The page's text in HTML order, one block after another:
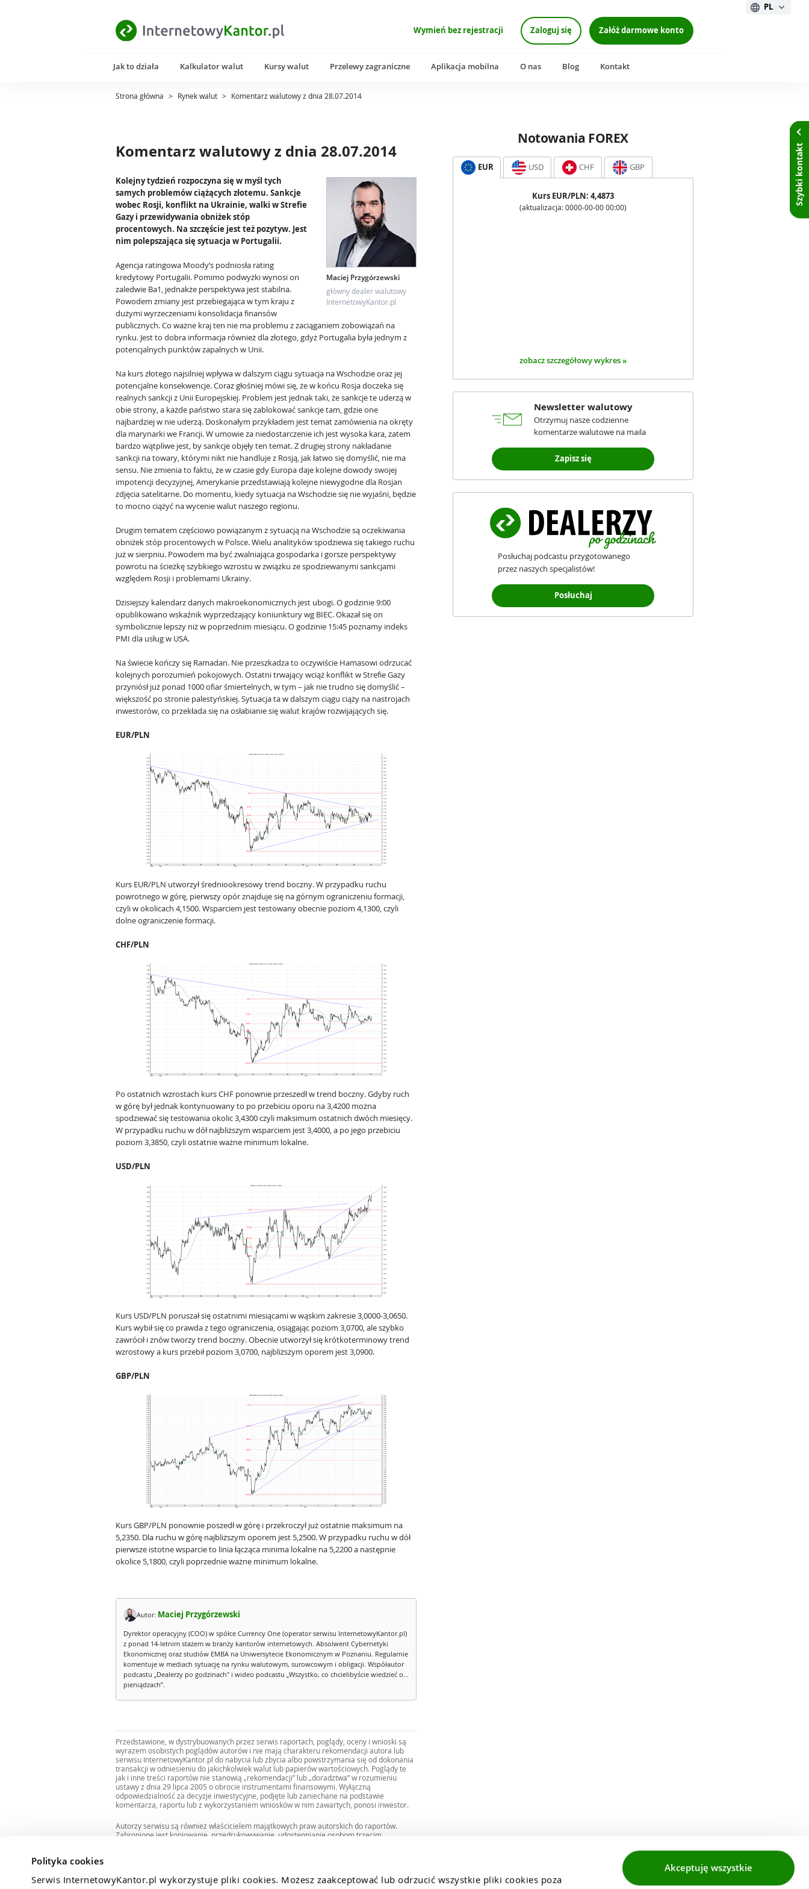
Polityka cookies
Serwis InternetowyKantor.pl wykorzystuje pliki cookies. Możesz zaakceptować lub odrzucić wszystkie pliki cookies poza
Akceptuję wszystkie
Wymień bez rejestracji Zaloguj się Załóż darmowe konto
PL
Jak to działa Kalkulator walut Kursy walut Przelewy zagraniczne Aplikacja mobilna O nas Blog Kontakt
Strona główna > Rynek walut > Komentarz walutowy z dnia 28.07.2014
Komentarz walutowy z dnia 28.07.2014
Maciej Przygórzewski
główny dealer walutowy
InternetowyKantor.pl
Kolejny tydzień rozpoczyna się w myśl tych
samych problemów ciążących złotemu. Sankcje
wobec Rosji, konflikt na Ukrainie, walki w Strefie
Gazy i przewidywania obniżek stóp
procentowych. Na szczęście jest też pozytyw. Jest
nim polepszająca się sytuacja w Portugalii.
Agencja ratingowa Moody’s podniosła rating
kredytowy Portugalii. Pomimo podwyżki wynosi on
zaledwie Ba1, jednakże perspektywa jest stabilna.
Powodem zmiany jest przebiegająca w tym kraju z
dużymi wyrzeczeniami konsolidacja finansów
publicznych. Co ważne kraj ten nie ma problemu z zaciąganiem zobowiązań na
rynku. Jest to dobra informacja również dla złotego, gdyż Portugalia była jednym z
potencjalnych punktów zapalnych w Unii.
Na kurs złotego najsilniej wpływa w dalszym ciągu sytuacja na Wschodzie oraz jej
potencjalne konsekwencje. Coraz głośniej mówi się, że w końcu Rosja doczeka się
realnych sankcji z Unii Europejskiej. Problem jest jednak taki, że sankcje te uderzą w
obie strony, a każde państwo stara się zablokować sankcje tam, gdzie one
najbardziej w nie uderzą. Doskonałym przykładem jest temat zamówienia na okręty
dla marynarki we Francji. W umowie za niedostarczenie ich jest wysoka kara, zatem
bardzo wątpliwe jest, by sankcje objęły ten temat. Z drugiej strony nakładanie
sankcji na towary, którymi nikt nie handluje z Rosją, jak łatwo się domyślić, nie ma
sensu. Nie zmienia to faktu, że w czasie gdy Europa daje kolejne dowody swojej
impotencji decyzyjnej, Amerykanie przedstawiają kolejne niewygodne dla Rosjan
zdjęcia satelitarne. Do momentu, kiedy sytuacja na Wschodzie się nie wyjaśni, będzie
to mocno ciążyć na wycenie walut naszego regionu.
Drugim tematem częściowo powiązanym z sytuacją na Wschodzie są oczekiwania
obniżek stóp procentowych w Polsce. Wielu analityków spodziewa się takiego ruchu
już w sierpniu. Powodem ma być zwalniająca gospodarka i gorsze perspektywy
powrotu na ścieżkę szybkiego wzrostu w związku ze spodziewanymi sankcjami
względem Rosji i problemami Ukrainy.
Dzisiejszy kalendarz danych makroekonomicznych jest ubogi. O godzinie 9:00
opublikowano wskaźnik wyprzedzający koniunktury wg BIEC. Okazał się on
symbolicznie lepszy niż w poprzednim miesiącu. O godzinie 15:45 poznamy indeks
PMI dla usług w USA.
Na świecie kończy się Ramadan. Nie przeszkadza to oczywiście Hamasowi odrzucać
kolejnych porozumień pokojowych. Ostatni trwający wciąż konflikt w Strefie Gazy
przyniósł już ponad 1000 ofiar śmiertelnych, w tym – jak nie trudno się domyślić –
większość po stronie palestyńskiej. Sytuacja ta w dalszym ciągu ciąży na nastrojach
inwestorów, co przekłada się na osłabianie się walut krajów rozwijających się.
EUR/PLN
Kurs EUR/PLN utworzył średniookresowy trend boczny. W przypadku ruchu
powrotnego w górę, pierwszy opór znajduje się na górnym ograniczeniu formacji,
czyli w okolicach 4,1500. Wsparciem jest testowany obecnie poziom 4,1300, czyli
dolne ograniczenie formacji.
CHF/PLN
Po ostatnich wzrostach kurs CHF ponownie przeszedł w trend boczny. Gdyby ruch
w górę był jednak kontynuowany to po przebiciu oporu na 3,4200 można
spodziewać się testowania okolic 3,4300 czyli maksimum ostatnich dwóch miesięcy.
W przypadku ruchu w dół najbliższym wsparciem jest 3,4000, a po jego przebiciu
poziom 3,3850, czyli ostatnie ważne minimum lokalne.
USD/PLN
Kurs USD/PLN poruszał się ostatnimi miesiącami w wąskim zakresie 3,0000-3,0650.
Kurs wybił się co prawda z tego ograniczenia, osiągając poziom 3,0700, ale szybko
zawrócił i znów tworzy trend boczny. Obecnie utworzył się krótkoterminowy trend
wzrostowy a kurs przebił poziom 3,0700, najbliższym oporem jest 3,0900.
GBP/PLN
Kurs GBP/PLN ponownie poszedł w górę i przekroczył już ostatnie maksimum na
5,2350. Dla ruchu w górę najbliższym oporem jest 5,2500. W przypadku ruchu w dół
pierwsze istotne wsparcie to linia łącząca minima lokalne na 5,2200 a następnie
okolice 5,1800, czyli poprzednie ważne minimum lokalne.
Autor: Maciej Przygórzewski
Dyrektor operacyjny (COO) w spółce Currency One (operator serwisu InternetowyKantor.pl)
z ponad 14-letnim stażem w branży kantorów internetowych. Absolwent Cybernetyki
Ekonomicznej oraz studiów EMBA na Uniwersytecie Ekonomicznym w Poznaniu. Regularnie
komentuje w mediach sytuację na rynku walutowym, surowcowym i obligacji. Współautor
podcastu „Dealerzy po godzinach" i wideo podcastu „Wszystko, co chcielibyście wiedzieć o...
pieniądzach”.
Przedstawione, w dystrybuowanych przez serwis raportach, poglądy, oceny i wnioski są
wyrazem osobistych poglądów autorów i nie mają charakteru rekomendacji autora lub
serwisu InternetowyKantor.pl do nabycia lub zbycia albo powstrzymania się od dokonania
transakcji w odniesieniu do jakichkolwiek walut lub papierów wartościowych. Poglądy te
jak i inne treści raportów nie stanowią „rekomendacji” lub „doradztwa” w rozumieniu
ustawy z dnia 29 lipca 2005 o obrocie instrumentami finansowymi. Wyłączną
odpowiedzialność za decyzje inwestycyjne, podjęte lub zaniechane na podstawie
komentarza, raportu lub z wykorzystaniem wniosków w nim zawartych, ponosi inwestor.
Autorzy serwisu są również właścicielem majątkowych praw autorskich do raportów.
Zabronione jest kopiowanie, przedrukowywanie, udostępnianie osobom trzecim
Notowania FOREX
EUR USD CHF GBP
Kurs EUR/PLN: 4,4873
(aktualizacja: 0000-00-00 00:00)
zobacz szczegółowy wykres »
Newsletter walutowy
Otrzymuj nasze codzienne
komentarze walutowe na maila
Zapisz się
Posłuchaj podcastu przygotowanego
przez naszych specjalistów!
Posłuchaj
Szybki kontakt